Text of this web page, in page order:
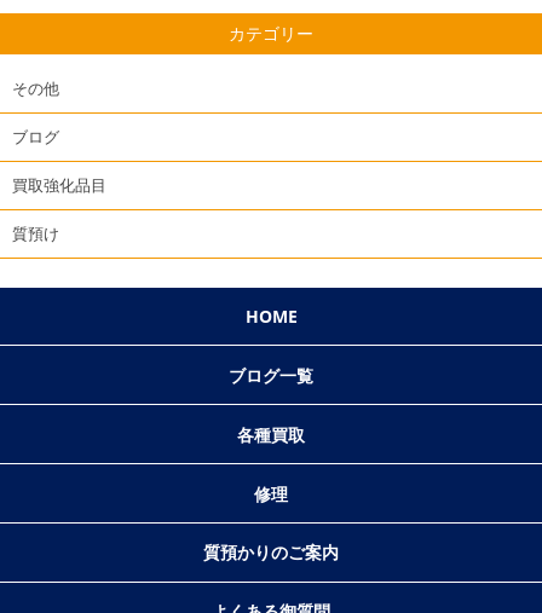
カテゴリー
その他
ブログ
買取強化品目
質預け
HOME
ブログ一覧
各種買取
修理
質預かりのご案内